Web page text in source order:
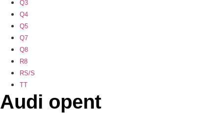
Q3
Q4
Q5
Q7
Q8
R8
RS/S
TT
Audi opent